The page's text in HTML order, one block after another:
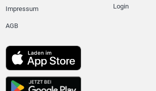
Impressum
AGB
Login